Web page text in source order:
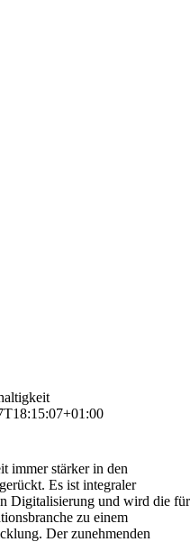
immer stärker in den
Es ist integraler
Digitalisierung und wird die für
zu einem
Der zunehmenden